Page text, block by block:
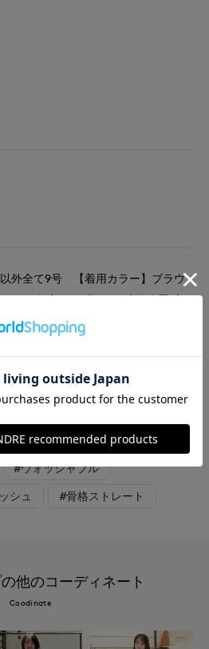
以外全て9号 【着用カラー】ブラウ
：スミクロ パンツ：オフホワイ
バッグ：キャメル オーバーサイズ
ンで着ると骨格ストレートの私は首
ウエストインせずともすっきり決ま
せたパンツのウエストラップデザイ
#アクセサリー
#ウォッシャブル
シュ #骨格ストレート
他のコーディネート
Coodinate